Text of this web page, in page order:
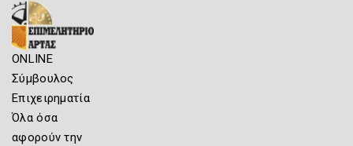
ONLINE
Σύμβουλος
Επιχειρηματία
Όλα όσα
αφορούν την